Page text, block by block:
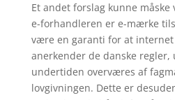
Et andet forslag kunne
e-forhandleren er e-mærke
være en garanti for at
anerkender de danske
undertiden overværes af
lovgivningen. Dette er